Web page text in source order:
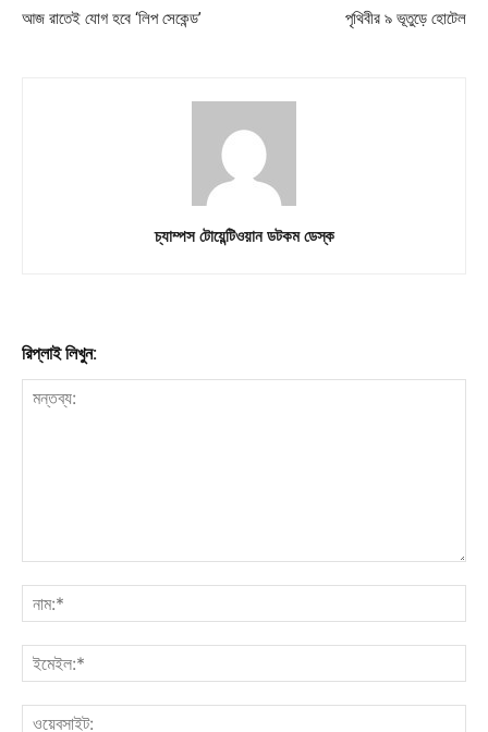
আজ রাতেই যোগ হবে ‘লিপ সেকেন্ড’‍ পৃথিবীর ৯ ভূতুড়ে হোটেল
চ্যাম্পস টোয়েন্টিওয়ান ডটকম ডেস্ক
রিপ্লাই লিখুন: